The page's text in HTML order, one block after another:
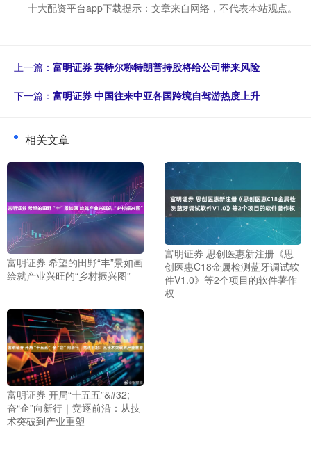
十大配资平台app下载提示：文章来自网络，不代表本站观点。
上一篇： 富明证券 英特尔称特朗普持股将给公司带来风险
下一篇： 富明证券 中国往来中亚各国跨境自驾游热度上升
相关文章
富明证券 希望的田野“丰”景如画
绘就产业兴旺的“乡村振兴图”
富明证券 思创医惠新注册《思
创医惠C18金属检测蓝牙调试软
件V1.0》等2个项目的软件著作
权
富明证券 开局“十五五”&#32;
奋“企”向新行｜竞逐前沿：从技
术突破到产业重塑